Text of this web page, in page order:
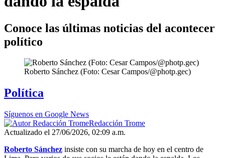
Conoce las últimas noticias del acontecer
político
Roberto Sánchez (Foto: Cesar Campos/@photp.gec)
Política
Síguenos en Google News
Redacción Trome
Actualizado el 27/06/2026, 02:09 a.m.
Roberto Sánchez insiste con su marcha de hoy en el centro de